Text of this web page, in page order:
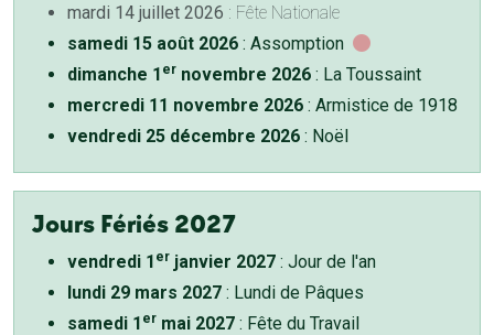
mardi 14 juillet 2026 : Fête Nationale
samedi 15 août 2026 : Assomption
dimanche 1 er novembre 2026 : La Toussaint
mercredi 11 novembre 2026 : Armistice de 1918
vendredi 25 décembre 2026 : Noël
Jours Fériés 2027
vendredi 1 er janvier 2027 : Jour de l'an
lundi 29 mars 2027 : Lundi de Pâques
samedi 1 er mai 2027 : Fête du Travail